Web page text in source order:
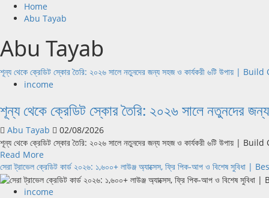
Home
Abu Tayab
Abu Tayab
শূন্য থেকে ক্রেডিট স্কোর তৈরি: ২০২৬ সালে নতুনদের জন্য সহজ ও কার্যকরী ৬টি উপায় |
income
শূন্য থেকে ক্রেডিট স্কোর তৈরি: ২০২৬ সালে
Abu Tayab
02/08/2026
শূন্য থেকে ক্রেডিট স্কোর তৈরি: ২০২৬ সালে নতুনদের জন্য সহজ ও কার্যকরী ৬টি উপায় |
Read More
more
about
শূন্য
সেরা ট্রাভেল ক্রেডিট কার্ড ২০২৬: ১,৬০০+ লাউঞ্জ অ্যাক্সেস, ফ্রি পিক-আপ ও বিশেষ
income